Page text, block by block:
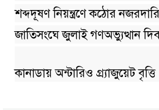
শব্দদূষণ নিয়ন্ত্রণে কঠোর
জাতিসংঘে জুলাই গণঅভ্যুত্থান
কানাডায় অন্টারিও গ্র্যাজুয়েট বৃত্তি